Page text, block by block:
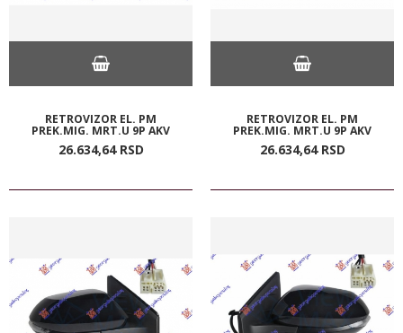
RETROVIZOR EL. PM
PREK.MIG. MRT.U 9P AKV
26.634,64 RSD
RETROVIZOR EL. PM
PREK.MIG. MRT.U 9P AKV
26.634,64 RSD